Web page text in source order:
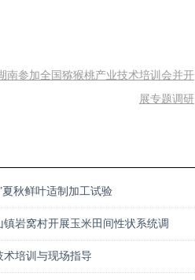
南参加全国猕猴桃产业技术培训会并开
展专题调研
秋鲜叶适制加工试验
岩窝村开展玉米田间性状系统调
培训与现场指导